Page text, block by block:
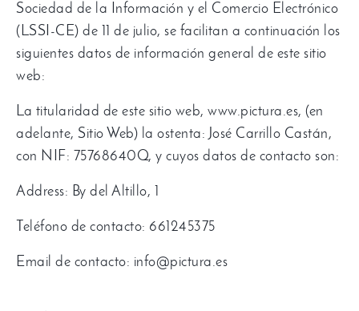
Sociedad de la Información y el Comercio Electrónico
( LSSI-CE) de de julio, se facilitan a continuación los
siguientes datos de información general de este sitio
web:
La titularidad de este sitio web, www.pictura.es, (en
adelante, Sitio Web) la ostenta: José Carrillo Castán,
con NIF: 75768640Q, y cuyos datos de contacto son:
Address: By del Altillo, 1
Teléfono de contacto: 661245375
Email de contacto: info@pictura.es